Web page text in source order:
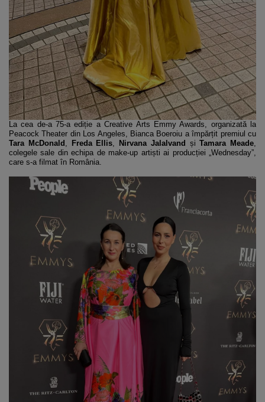
La cea de-a 75-a ediție a Creative Arts Emmy Awards, organizată la
Peacock Theater din Los Angeles, Bianca Boeroiu a împărțit premiul cu
Tara McDonald , Freda Ellis, Nirvana Jalalvand șiTamara Meade,
colegele sale din echipa de make-up artiști ai producției „Wednesday”,
care s-a filmat în România.